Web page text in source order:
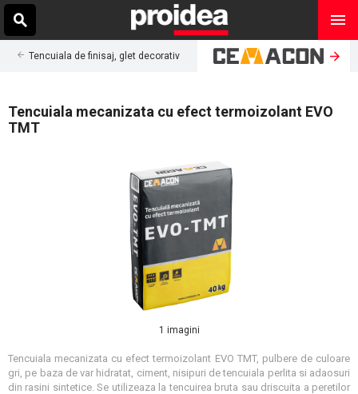
Tencuiala de finisaj, glet decorativ
Tencuiala mecanizata cu efect termoizolant EVO
TMT
1 imagini
Tencuiala mecanizata cu efect termoizolant EVO TMT, pulbere de culoare
gri, pe baza de var hidratat, ciment, nisipuri de tencuiala perlita si adaosuri
din rasini sintetice. Se utilizeaza la tencuirea bruta sau driscuita a peretilor